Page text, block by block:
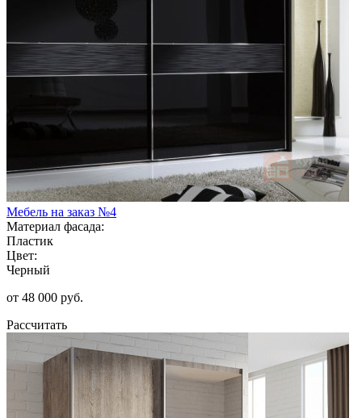
Мебель на заказ №4
Материал фасада:
Пластик
Цвет:
Черный
от 48 000 руб.
Рассчитать